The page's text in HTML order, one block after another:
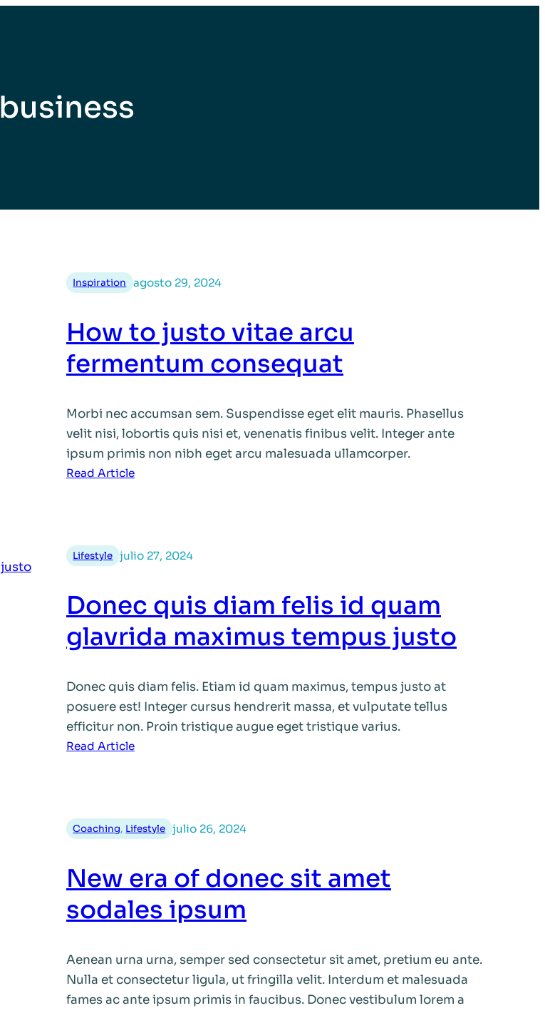
business
Inspiration agosto 29, 2024
How to justo vitae arcu
fermentum consequat
Morbi nec accumsan sem. Suspendisse eget elit mauris. Phasellus
velit nisi, lobortis quis nisi et, venenatis finibus velit. Integer ante
ipsum primis non nibh eget arcu malesuada ullamcorper.
Read Article:
consequat
Lifestyle julio 27, 2024
Donec quis diam felis id quam
glavrida maximus tempus justo
Donec quis diam felis. Etiam id quam maximus, tempus justo at
posuere est! Integer cursus hendrerit massa, et vulputate tellus
efficitur non. Proin tristique augue eget tristique varius.
Read Article:
felis
id
glavrida
maximus
tempus
Coaching, Lifestyle julio 26, 2024
New era of donec sit amet
sodales ipsum
Aenean urna urna, semper sed consectetur sit amet, pretium eu ante.
Nulla et consectetur ligula, ut fringilla velit. Interdum et malesuada
fames ac ante ipsum primis in faucibus. Donec vestibulum lorem a